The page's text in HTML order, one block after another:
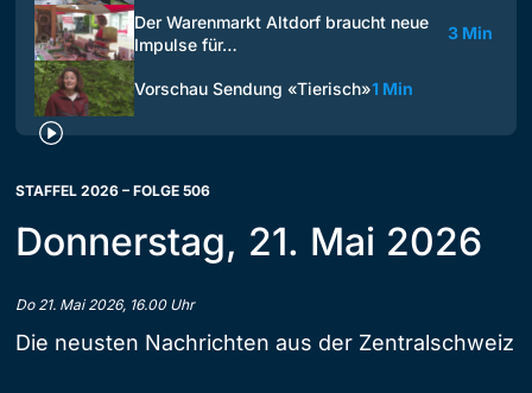
Der Warenmarkt Altdorf braucht neue
Impulse für…
3 Min
Vorschau Sendung «Tierisch»1 Min
STAFFEL 2026 – FOLGE 506
Donnerstag, 21. Mai 2026
Do 21. Mai 2026, 16.00 Uhr
Die neusten Nachrichten aus der Zentralschweiz